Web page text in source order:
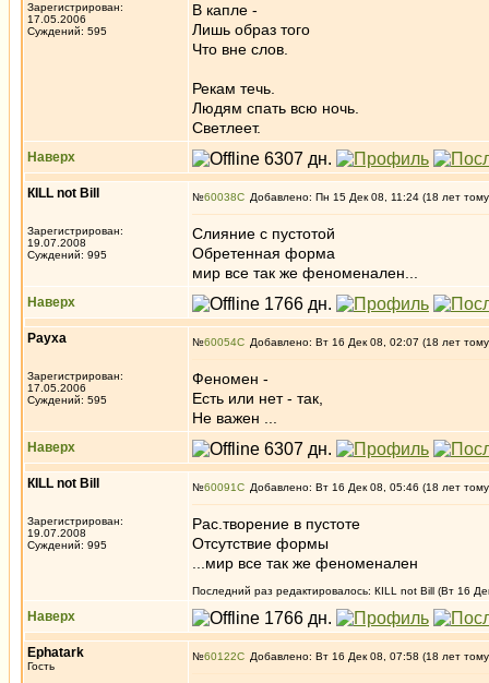
Зарегистрирован:
17.05.2006
Суждений: 595
В капле -
Лишь образ того
Что вне слов.
Рекам течь.
Людям спать всю ночь.
Светлеет.
Наверх
КILL not Вill
Зарегистрирован:
19.07.2008
Суждений: 995
№60038 Добавлено: Пн 15 Дек 08, 11:24 (18 лет
Слияние с пустотой
Обретенная форма
мир все так же феноменален...
Наверх
Рауха
Зарегистрирован:
17.05.2006
Суждений: 595
№60054 Добавлено: Вт 16 Дек 08, 02:07 (18 лет
Феномен -
Есть или нет - так,
Не важен ...
Наверх
КILL not Вill
Зарегистрирован:
19.07.2008
Суждений: 995
№60091 Добавлено: Вт 16 Дек 08, 05:46 (18 лет
Рас.творение в пустоте
Отсутствие формы
...мир все так же феноменален
Последний раз редактировалось: КILL not Вill (Вт 16
Наверх
Ephatark
Гость
№60122 Добавлено: Вт 16 Дек 08, 07:58 (18 лет